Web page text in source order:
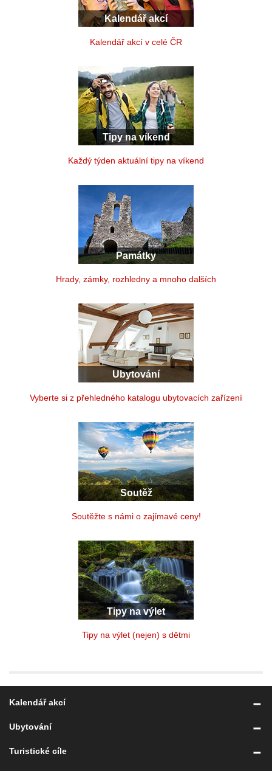
Kalendář akcí
Kalendář akcí v celé ČR
Tipy na víkend
Každý týden aktuální tipy na víkend
Památky
Hrady, zámky, rozhledny a mnoho dalších
Ubytování
Vyberte si z přehledného katalogu ubytovacích zařízení
Soutěž
Soutěžte s námi o zajímavé ceny!
Tipy na výlet
Tipy na výlet (nejen) s dětmi
Kalendář akcí
Ubytování
Turistické cíle